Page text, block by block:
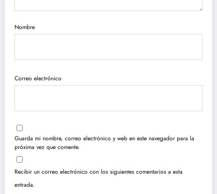
Nombre
Correo electrónico
Guarda mi nombre, correo electrónico y web en este navegador para la
próxima vez que comente.
Recibir un correo electrónico con los siguientes comentarios a esta
entrada.